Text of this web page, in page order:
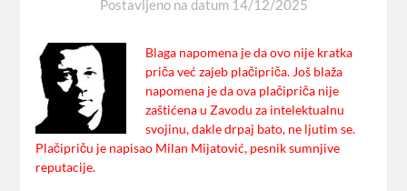
Postavljeno na datum 14/12/2025
Blaga napomena je da ovo nije kratka
priča već zajeb plačipriča. Još blaža
napomena je da ova plačipriča nije
zaštićena u Zavodu za intelektualnu
svojinu, dakle drpaj bato, ne ljutim se.
Plačipriču je napisao Milan Mijatović, pesnik sumnjive
reputacije.